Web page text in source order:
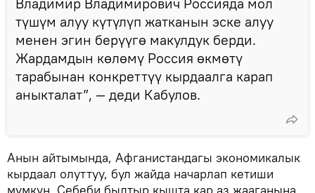
түшүм алуу күтүлүп жатканын эске алуу
менен эгин берүүгө макулдук берди.
Жардамдын көлөмү Россия өкмөтү
тарабынан конкреттүү кырдаалга карап
аныкталат”, — деди Кабулов.
Анын айтымында, Афганистандагы экономикалык
кырдаал олуттуу, бул жайда начарлап кетиши
мүмкүн. Себеби былтыр кышта кар аз жааганына